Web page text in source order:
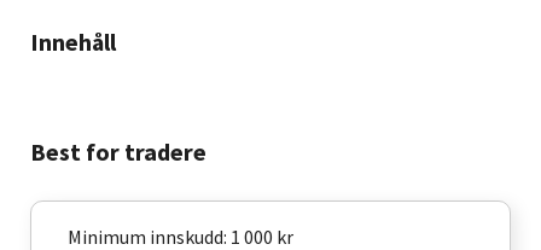
Innehåll
Best for tradere
Minimum innskudd: 1 000 kr